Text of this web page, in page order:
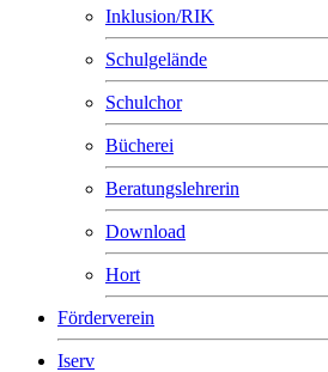
Inklusion/RIK
Schulgelände
Schulchor
Bücherei
Beratungslehrerin
Download
Hort
Förderverein
Iserv